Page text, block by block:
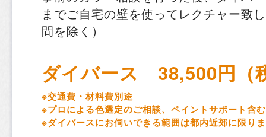
までご自宅の壁を使ってレクチャー致
間を除く）
ダイバース 38,500円（
※交通費・材料費別途
※プロによる色選定のご相談、ペイントサポート含む
※ダイバースにお伺いできる範囲は都内近郊に限り